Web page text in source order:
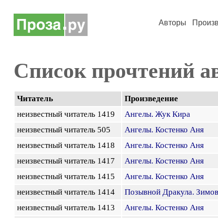
Авторы
Список прочтений
Читатель
Произведение
неизвестный читатель 1419
Ангелы. Жук Кира
неизвестный читатель 505
Ангелы. Костенко Аня
неизвестный читатель 1418
Ангелы. Костенко Аня
неизвестный читатель 1417
Ангелы. Костенко Аня
неизвестный читатель 1415
Ангелы. Костенко Аня
неизвестный читатель 1414
Позывной Дракула.
неизвестный читатель 1413
Ангелы. Костенко Аня